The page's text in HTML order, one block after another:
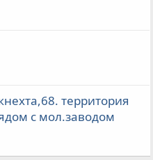
территория
с мол.заводом